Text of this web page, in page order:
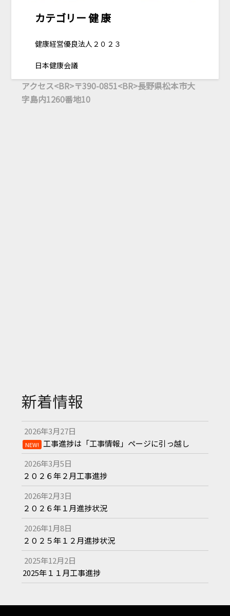
カテゴリー 健 康
健康経営優良法人２０２３
日本健康会議
アクセス<BR>〒390-0851<BR>長野県松本市大
字島内1260番地10
新着情報
2026年3月27日
NEW!
工事進捗は「工事情報」ページに引っ越し
2026年3月5日
２０２６年２月工事進捗
2026年2月3日
２０２６年１月進捗状況
2026年1月8日
２０２５年１２月進捗状況
2025年12月2日
2025年１１月工事進捗